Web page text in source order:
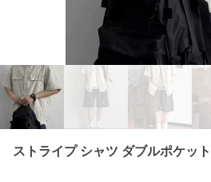
ストライプ シャツ ダブルポケッ